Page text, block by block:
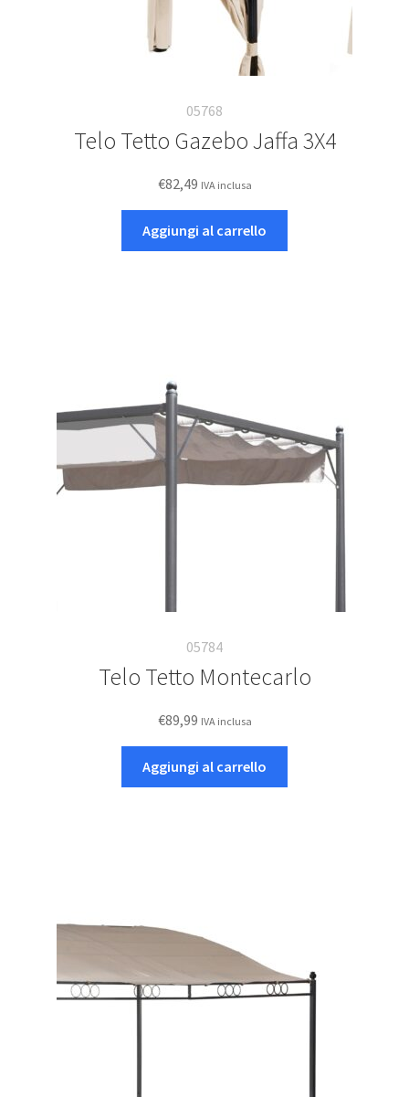
05768
Telo Tetto Gazebo Jaffa 3X4
€82,49 IVA inclusa
Aggiungi al carrello
05784
Telo Tetto Montecarlo
€89,99 IVA inclusa
Aggiungi al carrello